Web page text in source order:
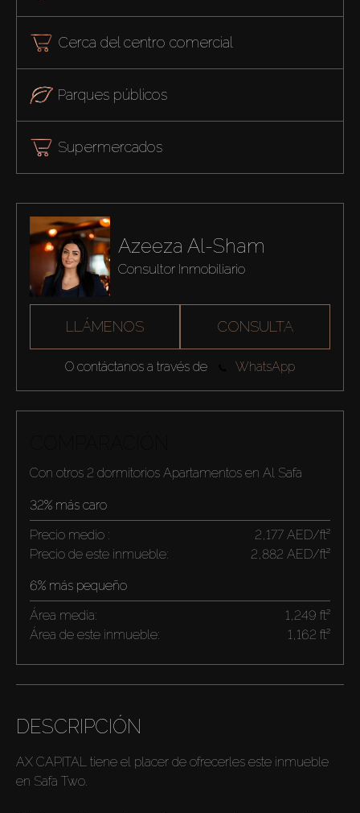
Cerca del centro comercial
Parques públicos
Supermercados
Azeeza Al-Sham
Consultor Inmobiliario
LLÁMENOS CONSULTA
O contáctanos a través de WhatsApp
Con otros 2 dormitorios Apartamentos en Al Safa
32% más caro
Precio medio :
2,177 AED/ft²
Precio de este inmueble:
2,882 AED/ft²
6% más pequeño
Área media:
1,249 ft²
Área de este inmueble:
1,162 ft²
DESCRIPCIÓN
AX CAPITAL tiene el placer de ofrecerles este inmueble
en Safa Two.